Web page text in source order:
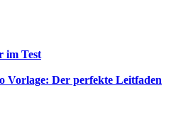
im Test
Vorlage: Der perfekte Leitfaden